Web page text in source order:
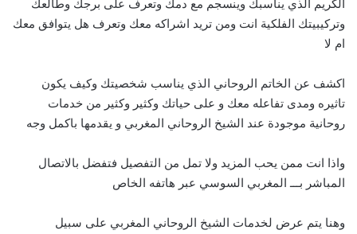
الكريم الذي يناسبك وينسجم مع دمك وتعرف على برجك وطالعك
وتركيبيتك الفلكية انت ومن تريد اشراكه معك وتعرف هل يتوافق معك
ام لا
اكشف عن الخاتم الروحاني الذي يناسب شخصيتك وكيف يكون
تاثيره ومدى تفاعله معك و على حياتك وكثير وكثير من خدمات
روحانية موجودة عند الشيخ الروحاني المغربي و يقدمها باكمل وجه
واذا انت ممن يحب المزيد ولا تمل من التفصيل فتفضل بالاتصال
المباشر بـــ المغربي السوسي عبر هاتفه الخاص
وهنا يتم عرض لخدمات الشيخ الروحاني المغربي على سبيل